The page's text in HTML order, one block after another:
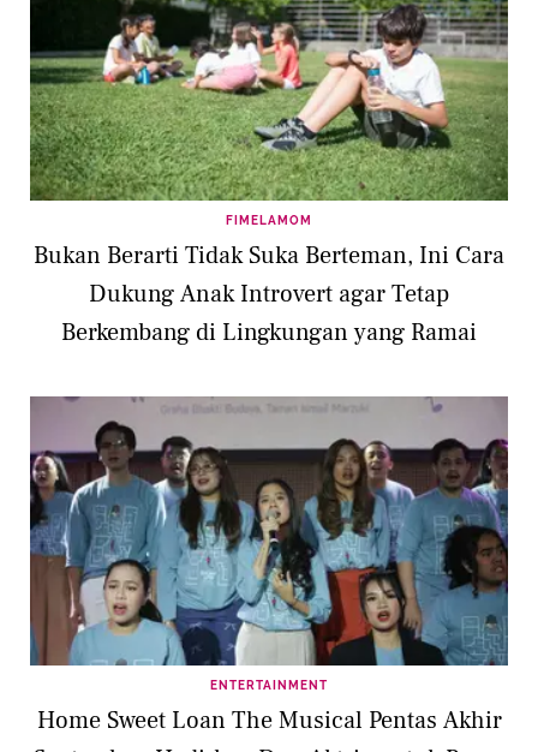
FIMELAMOM
Bukan Berarti Tidak Suka Berteman, Ini Cara
Dukung Anak Introvert agar Tetap
Berkembang di Lingkungan yang Ramai
ENTERTAINMENT
Home Sweet Loan The Musical Pentas Akhir